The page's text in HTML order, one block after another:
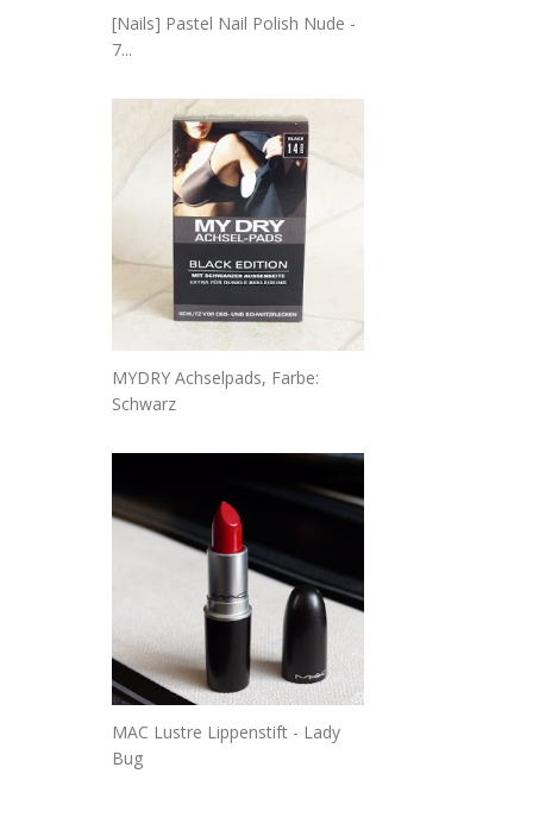
[Nails] Pastel Nail Polish Nude -
7...
MYDRY Achselpads, Farbe:
Schwarz
MAC Lustre Lippenstift - Lady
Bug